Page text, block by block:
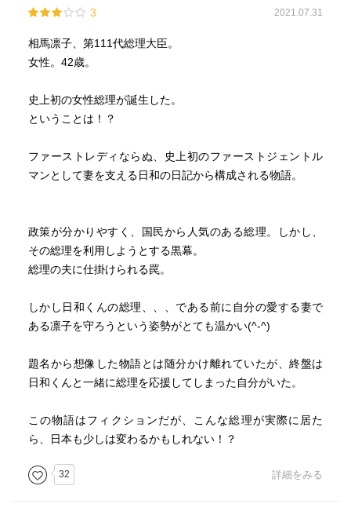
3 2021.07.31
相馬凛子、第111代総理大臣。
女性。42歳。
史上初の女性総理が誕生した。
ということは！？
ファーストレディならぬ、史上初のファーストジェントル
マンとして妻を支える日和の日記から構成される物語。
政策が分かりやすく、国民から人気のある総理。しかし、
その総理を利用しようとする黒幕。
総理の夫に仕掛けられる罠。
しかし日和くんの総理、、、である前に自分の愛する妻で
ある凛子を守ろうという姿勢がとても温かい(^-^)
題名から想像した物語とは随分かけ離れていたが、終盤は
日和くんと一緒に総理を応援してしまった自分がいた。
この物語はフィクションだが、こんな総理が実際に居た
ら、日本も少しは変わるかもしれない！？
32 詳細をみる